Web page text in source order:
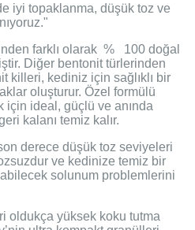
iyi topaklanma, düşük toz ve
farklı olarak % 100 doğal
Diğer bentonit türlerinden
killeri, kediniz için sağlıklı bir
oluşturur. Özel formülü
ideal, güçlü ve anında
kalanı temiz kalır.
derece düşük toz seviyeleri
ve kedinize temiz bir
solunum problemlerini
oldukça yüksek koku tutma